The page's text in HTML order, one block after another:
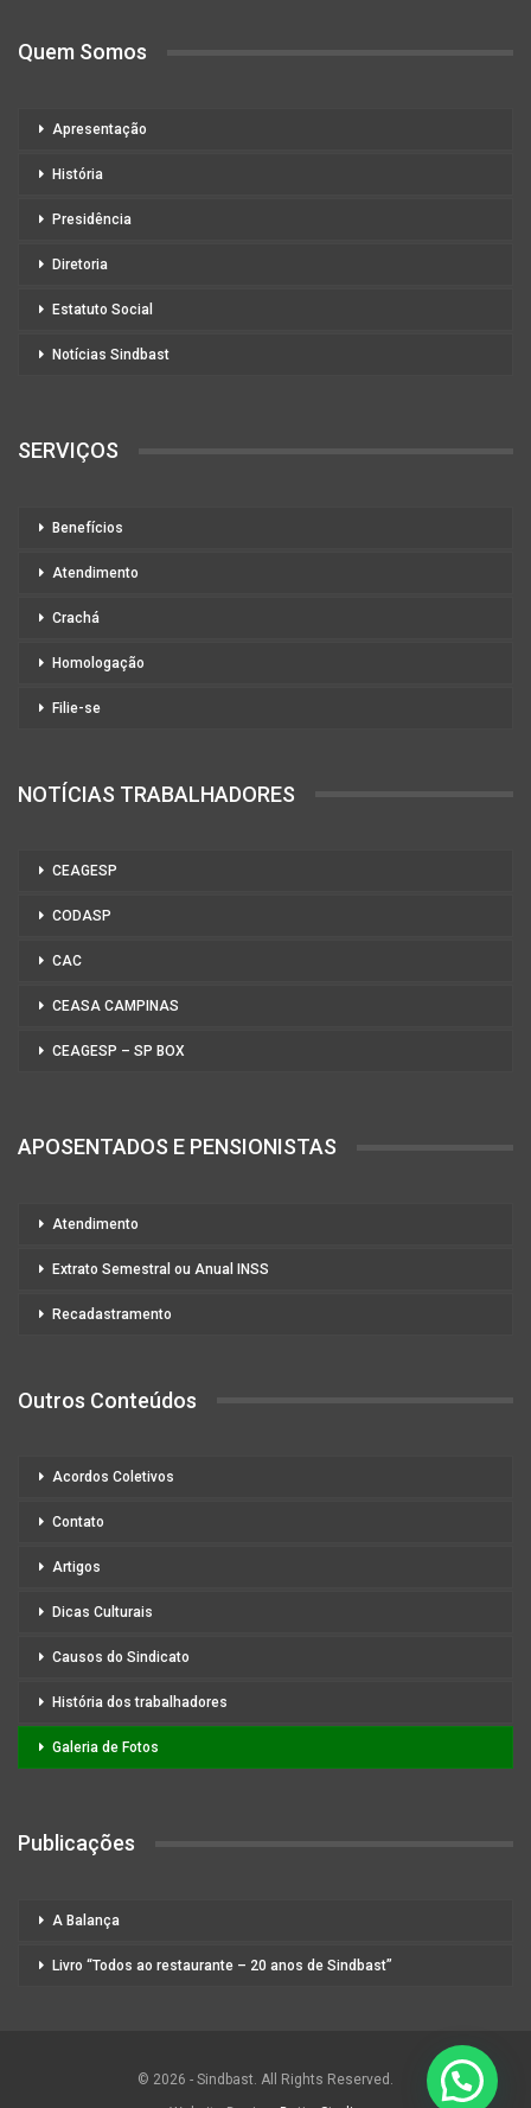
Quem Somos
Apresentação
História
Presidência
Diretoria
Estatuto Social
Notícias Sindbast
SERVIÇOS
Benefícios
Atendimento
Crachá
Homologação
Filie-se
NOTÍCIAS TRABALHADORES
CEAGESP
CODASP
CAC
CEASA CAMPINAS
CEAGESP – SP BOX
APOSENTADOS E PENSIONISTAS
Atendimento
Extrato Semestral ou Anual INSS
Recadastramento
Outros Conteúdos
Acordos Coletivos
Contato
Artigos
Dicas Culturais
Causos do Sindicato
História dos trabalhadores
Galeria de Fotos
Publicações
A Balança
Livro “Todos ao restaurante – 20 anos de Sindbast”
© 2026 - Sindbast. All Rights Reserved.